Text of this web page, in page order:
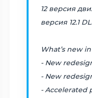
12 версия
версия 12.1
What’s new in
- New
- New
- Accelerated